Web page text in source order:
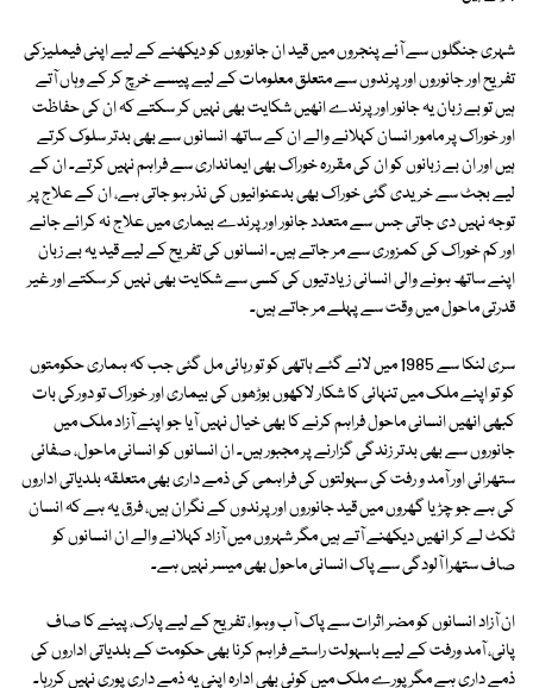
شہری جنگلوں سے آئے پنجروں میں قید ان جانوروں کو دیکھنے کے لیے اپنی فیملیزکی
تفریح اور جانوروں اور پرندوں سے متعلق معلومات کے لیے پیسے خرچ کر کے وہاں آتے
ہیں تو بے زبان یہ جانور اور پرندے انھیں شکایت بھی نہیں کر سکتے کہ ان کی حفاظت
اور خوراک پر مامور انسان کہلانے والے ان کے ساتھ انسانوں سے بھی بدتر سلوک کرتے
ہیں اور ان بے زبانوں کو ان کی مقررہ خوراک بھی ایمانداری سے فراہم نہیں کرتے۔ ان کے
لیے بجٹ سے خریدی گئی خوراک بھی بدعنوانیوں کی نذر ہو جاتی ہے، ان کے علاج پر
توجہ نہیں دی جاتی جس سے متعدد جانور اور پرندے بیماری میں علاج نہ کرائے جانے
اور کم خوراک کی کمزوری سے مر جاتے ہیں۔ انسانوں کی تفریح کے لیے قید یہ بے زبان
اپنے ساتھ ہونے والی انسانی زیادتیوں کی کسی سے شکایت بھی نہیں کر سکتے اور غیر
قدرتی ماحول میں وقت سے پہلے مر جاتے ہیں۔
سری لنکا سے 1985 میں لائے گئے ہاتھی کو تو رہائی مل گئی جب کہ ہماری حکومتوں
کو تو اپنے ملک میں تنہائی کا شکار لاکھوں بوڑھوں کی بیماری اور خوراک تو دورکی بات
کبھی انھیں انسانی ماحول فراہم کرنے کا بھی خیال نہیں آیا جو اپنے آزاد ملک میں
جانوروں سے بھی بدتر زندگی گزارنے پر مجبور ہیں۔ ان انسانوں کو انسانی ماحول، صفائی
ستھرائی اور آمد و رفت کی سہولتوں کی فراہمی کی ذمے داری بھی متعلقہ بلدیاتی اداروں
کی ہے جو چڑیا گھروں میں قید جانوروں اور پرندوں کے نگران ہیں، فرق یہ ہے کہ انسان
ٹکٹ لے کر انھیں دیکھنے آتے ہیں مگر شہروں میں آزاد کہلانے والے ان انسانوں کو
صاف ستھرا آلودگی سے پاک انسانی ماحول بھی میسر نہیں ہے۔
ان آزاد انسانوں کو مضر اثرات سے پاک آب وہوا، تفریح کے لیے پارک، پینے کا صاف
پانی، آمد ورفت کے لیے باسہولت راستے فراہم کرنا بھی حکومت کے بلدیاتی اداروں کی
ذمے داری ہے مگر پورے ملک میں کوئی بھی ادارہ اپنی یہ ذمے داری پوری نہیں کررہا۔